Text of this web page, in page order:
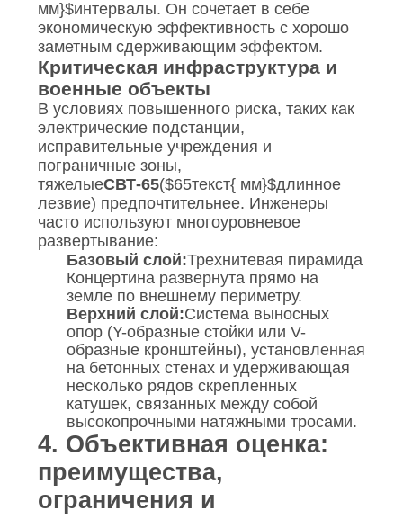
мм}$интервалы. Он сочетает в себе
экономическую эффективность с хорошо
заметным сдерживающим эффектом.
Критическая инфраструктура и
военные объекты
В условиях повышенного риска, таких как
электрические подстанции,
исправительные учреждения и
пограничные зоны,
тяжелыеСВТ-65($65текст{ мм}$длинное
лезвие) предпочтительнее. Инженеры
часто используют многоуровневое
развертывание:
Базовый слой:Трехнитевая пирамида
Концертина развернута прямо на
земле по внешнему периметру.
Верхний слой:Система выносных
опор (Y-образные стойки или V-
образные кронштейны), установленная
на бетонных стенах и удерживающая
несколько рядов скрепленных
катушек, связанных между собой
высокопрочными натяжными тросами.
4. Объективная оценка:
преимущества,
ограничения и